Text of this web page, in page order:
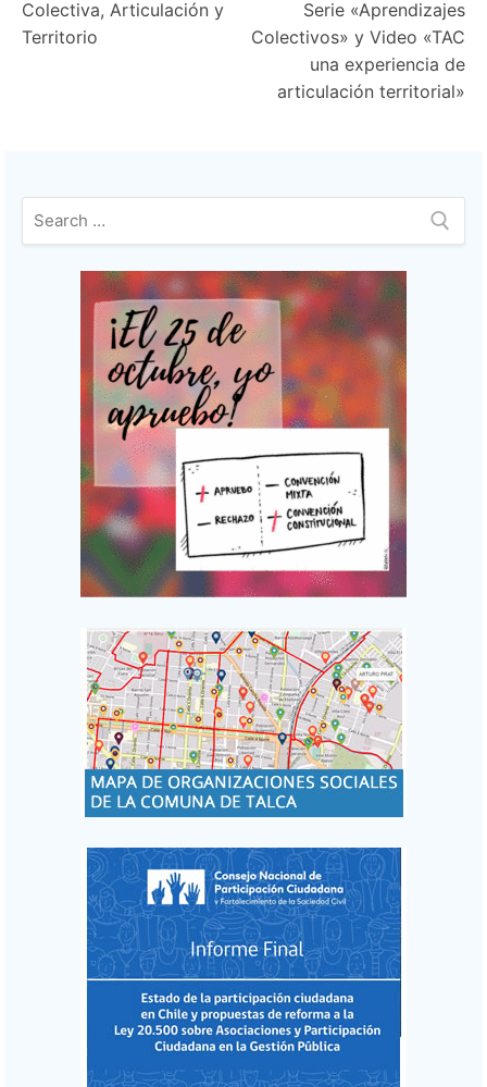
entradas
Colectiva, Articulación y
Territorio
Serie «Aprendizajes
Colectivos» y Video «TAC
una experiencia de
articulación territorial»